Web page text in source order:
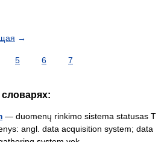
→
5 6 7
— duomenų rinkimo sistema statusas T
angl. data acquisition system; data